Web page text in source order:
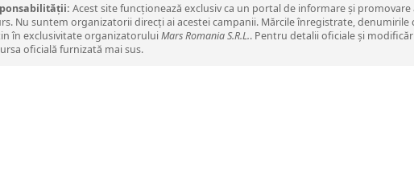
Acest site funcționează exclusiv ca un portal de informare și promovare
Nu suntem organizatorii direcți ai acestei campanii. Mărcile înregistrate, denumirile
în exclusivitate organizatorului Mars Romania S.R.L.. Pentru detalii oficiale și
oficială furnizată mai sus.